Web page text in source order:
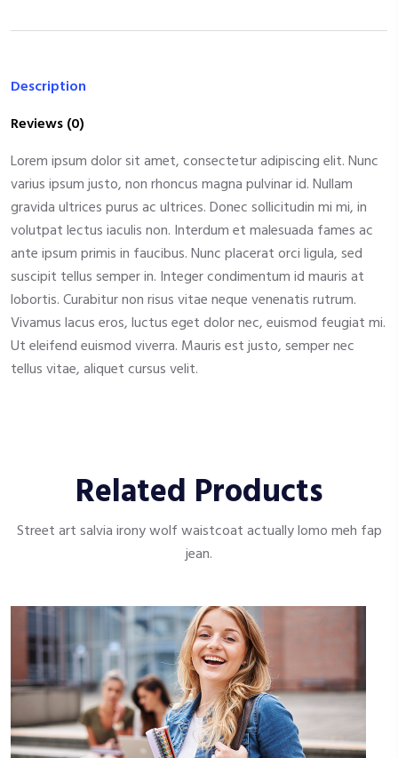
Description
Reviews (0)
Lorem ipsum dolor sit amet, consectetur adipiscing elit. Nunc
varius ipsum justo, non rhoncus magna pulvinar id. Nullam
gravida ultrices purus ac ultrices. Donec sollicitudin mi mi, in
volutpat lectus iaculis non. Interdum et malesuada fames ac
ante ipsum primis in faucibus. Nunc placerat orci ligula, sed
suscipit tellus semper in. Integer condimentum id mauris at
lobortis. Curabitur non risus vitae neque venenatis rutrum.
Vivamus lacus eros, luctus eget dolor nec, euismod feugiat mi.
Ut eleifend euismod viverra. Mauris est justo, semper nec
tellus vitae, aliquet cursus velit.
Related Products
Street art salvia irony wolf waistcoat actually lomo meh fap
jean.